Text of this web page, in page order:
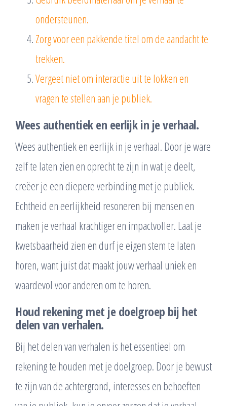
ondersteunen.
Zorg voor een pakkende titel om de aandacht te
trekken.
Vergeet niet om interactie uit te lokken en
vragen te stellen aan je publiek.
Wees authentiek en eerlijk in je verhaal.
Wees authentiek en eerlijk in je verhaal. Door je ware
zelf te laten zien en oprecht te zijn in wat je deelt,
creëer je een diepere verbinding met je publiek.
Echtheid en eerlijkheid resoneren bij mensen en
maken je verhaal krachtiger en impactvoller. Laat je
kwetsbaarheid zien en durf je eigen stem te laten
horen, want juist dat maakt jouw verhaal uniek en
waardevol voor anderen om te horen.
Houd rekening met je doelgroep bij het
delen van verhalen.
Bij het delen van verhalen is het essentieel om
rekening te houden met je doelgroep. Door je bewust
te zijn van de achtergrond, interesses en behoeften